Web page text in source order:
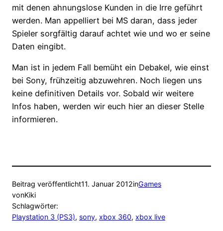
mit denen ahnungslose Kunden in die Irre geführt
werden. Man appelliert bei MS daran, dass jeder
Spieler sorgfältig darauf achtet wie und wo er seine
Daten eingibt.
Man ist in jedem Fall bemüht ein Debakel, wie einst
bei Sony, frühzeitig abzuwehren. Noch liegen uns
keine definitiven Details vor. Sobald wir weitere
Infos haben, werden wir euch hier an dieser Stelle
informieren.
Beitrag veröffentlicht11. Januar 2012inGames
vonKiki
Schlagwörter:
Playstation 3 (PS3), sony, xbox 360, xbox live